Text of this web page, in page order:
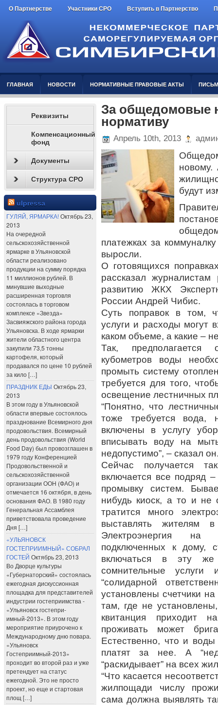
О Партнерстве Участники СРО Вступить в Партнерство
ГЛАВНАЯ НОВОСТИ НОРМАТИВНЫЕ ПРАВОВЫЕ АКТЫ
Реквизиты
Компенсационный
фонд
Документы
Структура СРО
ulpressa
ГУЛЯЙ, ЯРМАРКА!Октябрь 23,
2013
На очередной
сельскохозяйственной
ярмарке в Ульяновской
области реализовано
продукции на сумму порядка
11 миллионов рублей. В
минувшие выходные
расширенная торговля
состоялась в торговом
комплексе «Звезда»
Засвияжского района города
Ульяновска. В ходе ярмарки
жители областного центра
закупили 73,5 тонны
картофеля, который
продавался по цене 10 рублей
за кило […]
ПРАЗДНИК ЕДЫ Октябрь 23,
2013
В этом году в Ульяновской
области впервые состоялось
празднование Всемирного дня
продовольствия. Всемирный
день продовольствия (World
Food Day) был провозглашен в
1979 году Конференцией
Продовольственной и
сельскохозяйственной
организации ООН (ФАО) и
отмечается 16 октября, в день
основания ФАО. В 1980 году
Генеральная Ассамблея
приветствовала проведение
Дня […]
«УЛЬЯНОВСК
ГОСТЕПРИИМНЫЙ» СОБРАЛ
ГОСТЕЙ Октябрь 23, 2013
Во Дворце культуры
«Губернаторский» состоялась
ежегодная дискуссионная
площадка для представителей
индустрии гостеприимства -
«Ульяновск гостепри-
имный-2013». В этом году
мероприятие приурочено к
Международному дню повара.
«Ульяновск
Гостеприимный-2013»
проходит во второй раз и уже
претендует на статус
ежегодной. Это не просто
проект, но еще и стартовая
площ […]
За общедомовые
нормативу
Апрель 10th, 2013
новому.
будут
платежках за
выросли.
О готовящихся
рассказал
развитию ЖКХ
России Андрей Чибис.
Суть поправок в том,
услуги и расходы могут
каком объеме, а какие –
Так, предполагается
кубометров воды
промыть систему
требуется для того,
освещение лестничных
“Понятно, что
тоже требуется
включены в услугу
вписывать воду на
недопустимо”, – сказал
Сейчас получается
включается все подряд
промывку систем.
нибудь киоск, а то и не
тратится много
выставлять жителям
Электроэнергия на
подключенных к дому,
включаться в эту
сомнительные
“солидарной
установлены счетчики
там, где не
квитанция приходит
проживать может
Естественно, что и
платят за нее. А
“раскидывает” на всех
“Что касается
жилпощади числу
сама должна выявлять